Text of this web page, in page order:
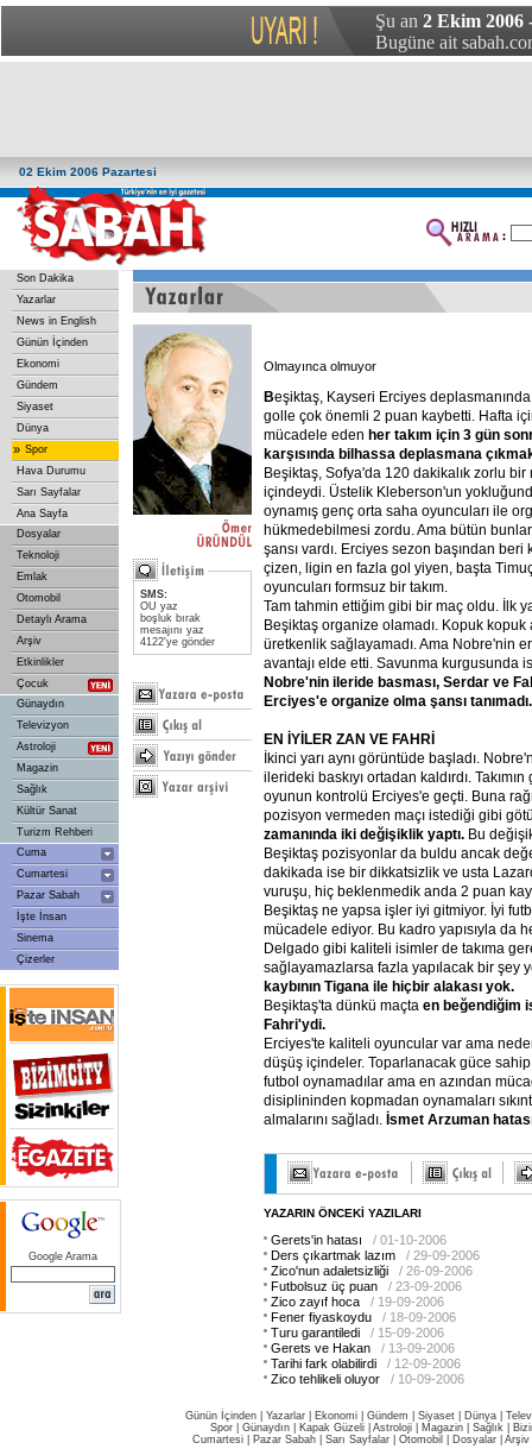
Şu an 2 Ekim 2006
Bugüne ait
02 Ekim 2006 Pazartesi
Son Dakika
Yazarlar
News in English
Günün İçinden
Ekonomi
Gündem
Siyaset
Dünya
» Spor
Hava Durumu
Sarı Sayfalar
Ana Sayfa
Dosyalar
Teknoloji
Emlak
Otomobil
Detaylı Arama
Arşiv
Etkinlikler
Çocuk
Günaydın
Televizyon
Astroloji
Magazin
Sağlık
Kültür Sanat
Turizm Rehberi
Cuma
Cumartesi
Pazar Sabah
İşte İnsan
Sinema
Çizerler
Google Arama
SMS:
OU yaz
boşluk bırak
mesajını yaz
4122'ye gönder
Olmayınca olmuyor
Beşiktaş, Kayseri Erciyes
golle çok önemli 2 puan kaybetti. Hafta
mücadele eden her takım için 3 gün
karşısında bilhassa deplasmana
Beşiktaş, Sofya'da 120 dakikalık zorlu
içindeydi. Üstelik Kleberson'un
oynamış genç orta saha oyuncuları ile
hükmedebilmesi zordu. Ama bütün
şansı vardı. Erciyes sezon başından
çizen, ligin en fazla gol yiyen, başta
oyuncuları formsuz bir takım.
Tam tahmin ettiğim gibi bir maç oldu. İlk
Beşiktaş organize olamadı. Kopuk
üretkenlik sağlayamadı. Ama Nobre'nin
avantajı elde etti. Savunma kurgusunda
Nobre'nin ileride basması, Serdar ve
Erciyes'e organize olma şansı tanımadı.
EN İYİLER ZAN VE FAHRİ
İkinci yarı aynı görüntüde başladı.
ilerideki baskıyı ortadan kaldırdı.
oyunun kontrolü Erciyes'e geçti. Buna
pozisyon vermeden maçı istediği gibi
zamanında iki değişiklik yaptı. Bu
Beşiktaş pozisyonlar da buldu ancak
dakikada ise bir dikkatsizlik ve usta
vuruşu, hiç beklenmedik anda 2 puan
Beşiktaş ne yapsa işler iyi gitmiyor. İyi
mücadele ediyor. Bu kadro yapısıyla da
Delgado gibi kaliteli isimler de takıma
sağlayamazlarsa fazla yapılacak bir şey
kaybının Tigana ile hiçbir alakası yok.
Beşiktaş'ta dünkü maçta en beğendiğim
Fahri'ydi.
Erciyes'te kaliteli oyuncular var ama
düşüş içindeler. Toparlanacak güce
futbol oynamadılar ama en azından
disiplininden kopmadan oynamaları
almalarını sağladı. İsmet Arzuman
YAZARIN ÖNCEKİ YAZILARI
Gerets'in hatası
/ 01-10-2006
Ders çıkartmak lazım
/ 29-09-2006
Zico'nun adaletsizliği
/ 26-09-2006
Futbolsuz üç puan
/ 23-09-2006
Zico zayıf hoca
/ 19-09-2006
Fener fiyaskoydu
/ 18-09-2006
Turu garantiledi
/ 15-09-2006
Gerets ve Hakan
/ 13-09-2006
Tarihi fark olabilirdi
/ 12-09-2006
Zico tehlikeli oluyor
/ 10-09-2006
Günün İçinden Yazarlar Ekonomi Gündem Siyaset Dünya |
Spor
Günaydın Kapak Güzeli Astroloji Magazin Sağlık
Cumartesi
Pazar Sabah Sarı Sayfalar Otomobil Dosyalar Arşiv